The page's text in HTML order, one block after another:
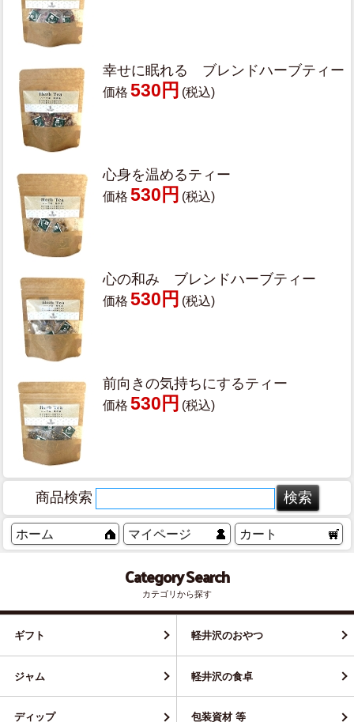
幸せに眠れる ブレンドハーブティー
価格 530円 (税込)
心身を温めるティー
価格 530円 (税込)
心の和み ブレンドハーブティー
価格 530円 (税込)
前向きの気持ちにするティー
価格 530円 (税込)
商品検索
ホーム マイページ カート
Category Search
カテゴリから探す
ギフト 軽井沢のおやつ
ジャム 軽井沢の食卓
ディップ 包装資材 等